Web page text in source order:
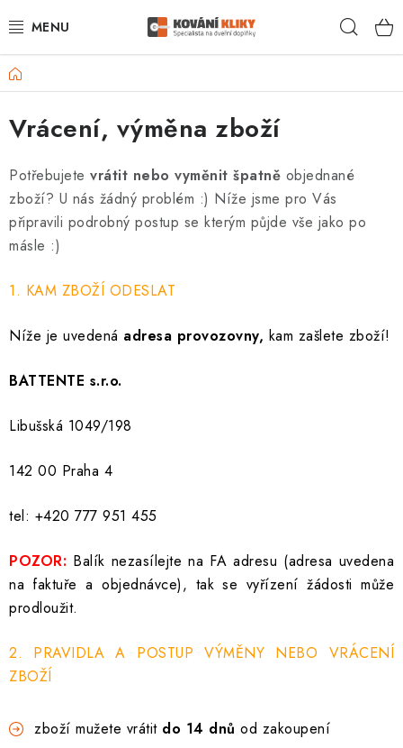
na
VÝPRODEJ - TOP AKCE
BLOG
UŽITEČNÉ RADY
VRÁCENÍ ZBOŽÍ
BEZPEČNOSTNÍ KOVÁNÍ
VISACÍ ZÁMKY
ZÁMKY, PETLICE A ZÁVORY
Domů
Vrácení, výměna zboží
Potřebujete vrátit nebo vyměnit špatně objednané
zboží? U nás žádný problém :) Níže jsme pro Vás
připravili podrobný postup se kterým půjde vše jako po
másle :)
1. KAM ZBOŽÍ ODESLAT
Níže je uvedená adresa provozovny, kam zašlete zboží!
BATTENTE s.r.o.
Libušská 1049/198
142 00 Praha 4
tel: +420 777 951 455
POZOR: Balík nezasílejte na FA adresu (adresa uvedena
na faktuře a objednávce), tak se vyřízení žádosti může
prodloužit.
2. PRAVIDLA A POSTUP VÝMĚNY NEBO VRÁCENÍ
ZBOŽÍ
zboží mužete vrátit do 14 dnů od zakoupení